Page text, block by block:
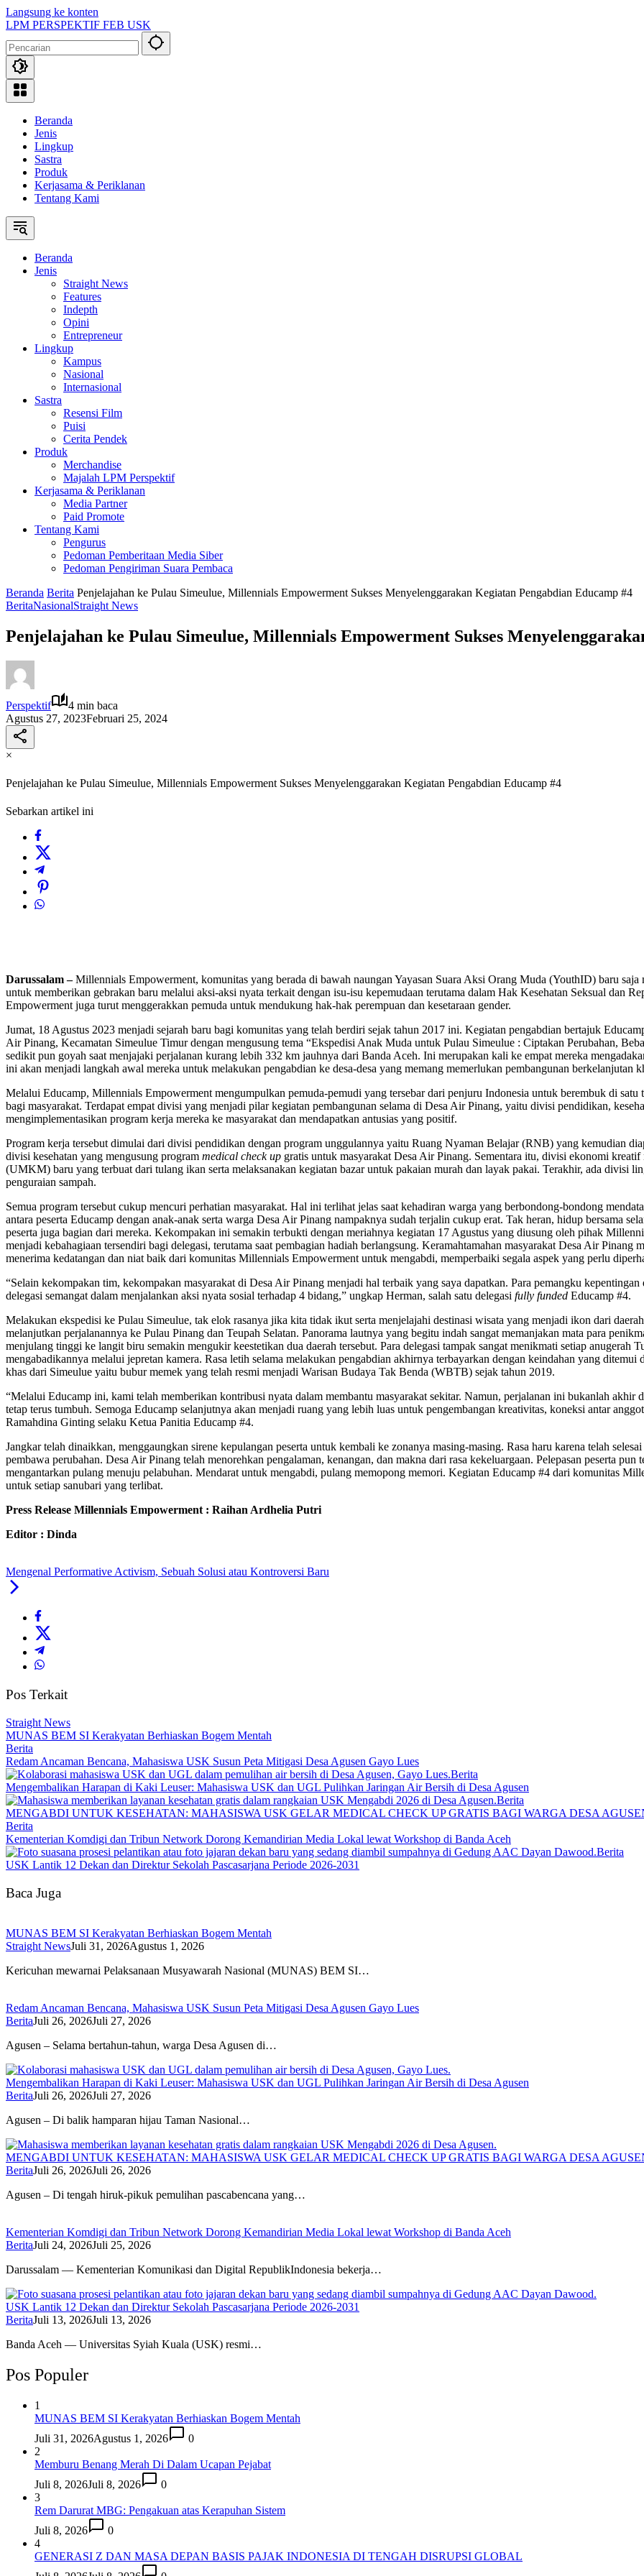
Langsung ke konten
LPM PERSPEKTIF FEB USK
Beranda
Jenis
Lingkup
Sastra
Produk
Kerjasama & Periklanan
Tentang Kami
Beranda
Jenis
Straight News
Features
Indepth
Opini
Entrepreneur
Lingkup
Kampus
Nasional
Internasional
Sastra
Resensi Film
Puisi
Cerita Pendek
Produk
Merchandise
Majalah LPM Perspektif
Kerjasama & Periklanan
Media Partner
Paid Promote
Tentang Kami
Pengurus
Pedoman Pemberitaan Media Siber
Pedoman Pengiriman Suara Pembaca
Beranda Berita Penjelajahan ke Pulau Simeulue, Millennials Empowerment Sukses Menyelenggarakan Kegiatan Pengabdian Educamp #4
BeritaNasionalStraight News
Penjelajahan ke Pulau Simeulue, Millennials Empowerment Sukses
Perspektif
4 min baca
Agustus 27, 2023Februari 25, 2024
×
Penjelajahan ke Pulau Simeulue, Millennials Empowerment Sukses Menyelenggarakan Kegiatan Pengabdian Educamp #4
Sebarkan artikel ini
Darussalam –Millennials Empowerment, komunitas yang berada di bawah naungan Yayasan Suara Aksi Orang Muda (YouthID) baru saja
untuk memberikan gebrakan baru melalui aksi-aksi nyata terkait dengan isu-isu kepemudaan terutama dalam Hak Kesehatan Seksual
Empowerment juga turut menggerakkan pemuda untuk mendukung hak-hak perempuan dan kesetaraan gender.
Jumat, 18 Agustus 2023 menjadi sejarah baru bagi komunitas yang telah berdiri sejak tahun 2017 ini. Kegiatan pengabdian bertajuk
Air Pinang, Kecamatan Simeulue Timur dengan mengusung tema “Ekspedisi Anak Muda untuk Pulau Simeulue : Ciptakan Perubahan,
sedikit pun goyah saat menjajaki perjalanan kurang lebih 332 km jauhnya dari Banda Aceh. Ini merupakan kali ke empat mereka
ini akan menjadi langkah awal mereka untuk melakukan pengabdian ke desa-desa yang memang memerlukan pembangunan berkelanjutan
Melalui Educamp, Millennials Empowerment mengumpulkan pemuda-pemudi yang tersebar dari penjuru Indonesia untuk berembuk di
bagi masyarakat. Terdapat empat divisi yang menjadi pilar kegiatan pembangunan selama di Desa Air Pinang, yaitu divisi pendidikan,
mengimplementasikan program kerja mereka ke masyarakat dan mendapatkan antusias yang positif.
Program kerja tersebut dimulai dari divisi pendidikan dengan program unggulannya yaitu Ruang Nyaman Belajar (RNB) yang kemudian
divisi kesehatan yang mengusung program medical check up gratis untuk masyarakat Desa Air Pinang. Sementara itu, divisi ekonomi
(UMKM) baru yang terbuat dari tulang ikan serta melaksanakan kegiatan bazar untuk pakaian murah dan layak pakai. Terakhir, ada divisi
penguraian sampah.
Semua program tersebut cukup mencuri perhatian masyarakat. Hal ini terlihat jelas saat kehadiran warga yang berbondong-bondong
antara peserta Educamp dengan anak-anak serta warga Desa Air Pinang nampaknya sudah terjalin cukup erat. Tak heran, hidup bersama
peserta juga bagian dari mereka. Kekompakan ini semakin terbukti dengan meriahnya kegiatan 17 Agustus yang diusung oleh pihak
menjadi kebahagiaan tersendiri bagi delegasi, terutama saat pembagian hadiah berlangsung. Keramahtamahan masyarakat Desa Air Pinang
menerima kedatangan dan niat baik dari komunitas Millennials Empowerment untuk mengabdi, memperbaiki segala aspek yang perlu
“Selain kekompakan tim, kekompakan masyarakat di Desa Air Pinang menjadi hal terbaik yang saya dapatkan. Para pemangku kepentingan
delegasi semangat dalam menjalankan aksi nyata sosial terhadap 4 bidang,” ungkap Herman, salah satu delegasi fully funded Educamp #4.
Melakukan ekspedisi ke Pulau Simeulue, tak elok rasanya jika kita tidak ikut serta menjelajahi destinasi wisata yang menjadi ikon dari
melanjutkan perjalanannya ke Pulau Pinang dan Teupah Selatan. Panorama lautnya yang begitu indah sangat memanjakan mata para
menjulang tinggi ke langit biru semakin mengukir keestetikan dua daerah tersebut. Para delegasi tampak sangat menikmati setiap anugerah
mengabadikannya melalui jepretan kamera. Rasa letih selama melakukan pengabdian akhirnya terbayarkan dengan keindahan yang
khas dari Simeulue yaitu bubur memek yang telah resmi menjadi Warisan Budaya Tak Benda (WBTB) sejak tahun 2019.
“Melalui Educamp ini, kami telah memberikan kontribusi nyata dalam membantu masyarakat sekitar. Namun, perjalanan ini bukanlah akhir
tetap terus tumbuh. Semoga Educamp selanjutnya akan menjadi ruang yang lebih luas untuk pengembangan kreativitas, koneksi antar
Ramahdina Ginting selaku Ketua Panitia Educamp #4.
Jangkar telah dinaikkan, menggaungkan sirene kepulangan peserta untuk kembali ke zonanya masing-masing. Rasa haru karena telah
pembawa perubahan. Desa Air Pinang telah menorehkan pengalaman, kenangan, dan makna dari rasa kekeluargaan. Pelepasan peserta
mengantarkan pulang menuju pelabuhan. Mendarat untuk mengabdi, pulang memopong memori. Kegiatan Educamp #4 dari komunitas
untuk setiap sanubari yang terlibat.
Press Release Millennials Empowerment : Raihan Ardhelia Putri
Editor : Dinda
Mengenal Performative Activism, Sebuah Solusi atau Kontroversi Baru
Pos Terkait
Straight News
MUNAS BEM SI Kerakyatan Berhiaskan Bogem Mentah
Berita
Redam Ancaman Bencana, Mahasiswa USK Susun Peta Mitigasi Desa Agusen Gayo Lues
Berita
Mengembalikan Harapan di Kaki Leuser: Mahasiswa USK dan UGL Pulihkan Jaringan Air Bersih di Desa Agusen
Berita
MENGABDI UNTUK KESEHATAN: MAHASISWA USK GELAR MEDICAL CHECK UP GRATIS BAGI WARGA DESA
Berita
Kementerian Komdigi dan Tribun Network Dorong Kemandirian Media Lokal lewat Workshop di Banda Aceh
Berita
USK Lantik 12 Dekan dan Direktur Sekolah Pascasarjana Periode 2026-2031
Baca Juga
MUNAS BEM SI Kerakyatan Berhiaskan Bogem Mentah
Straight NewsJuli 31, 2026Agustus 1, 2026
Kericuhan mewarnai Pelaksanaan Musyawarah Nasional (MUNAS) BEM SI…
Redam Ancaman Bencana, Mahasiswa USK Susun Peta Mitigasi Desa Agusen Gayo Lues
BeritaJuli 26, 2026Juli 27, 2026
Agusen – Selama bertahun-tahun, warga Desa Agusen di…
Mengembalikan Harapan di Kaki Leuser: Mahasiswa USK dan UGL Pulihkan Jaringan Air Bersih di Desa Agusen
BeritaJuli 26, 2026Juli 27, 2026
Agusen – Di balik hamparan hijau Taman Nasional…
MENGABDI UNTUK KESEHATAN: MAHASISWA USK GELAR MEDICAL CHECK UP GRATIS BAGI WARGA DESA
BeritaJuli 26, 2026Juli 26, 2026
Agusen – Di tengah hiruk-pikuk pemulihan pascabencana yang…
Kementerian Komdigi dan Tribun Network Dorong Kemandirian Media Lokal lewat Workshop di Banda Aceh
BeritaJuli 24, 2026Juli 25, 2026
Darussalam — Kementerian Komunikasi dan Digital RepublikIndonesia bekerja…
USK Lantik 12 Dekan dan Direktur Sekolah Pascasarjana Periode 2026-2031
BeritaJuli 13, 2026Juli 13, 2026
Banda Aceh — Universitas Syiah Kuala (USK) resmi…
Pos Populer
1
MUNAS BEM SI Kerakyatan Berhiaskan Bogem Mentah
Juli 31, 2026Agustus 1, 2026
0
2
Memburu Benang Merah Di Dalam Ucapan Pejabat
Juli 8, 2026Juli 8, 2026
0
3
Rem Darurat MBG: Pengakuan atas Kerapuhan Sistem
Juli 8, 2026
0
4
GENERASI Z DAN MASA DEPAN BASIS PAJAK INDONESIA DI TENGAH DISRUPSI GLOBAL